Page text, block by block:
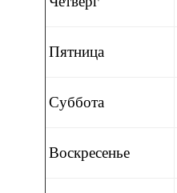
Пятница
Суббота
Воскресенье